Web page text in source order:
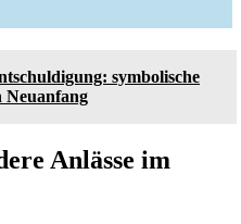
symbolische
Neuanfang
Anlässe im